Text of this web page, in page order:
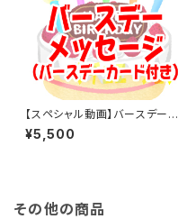
【スペシャル動画】バースデーメ
ッセージ
¥5,500
その他の商品